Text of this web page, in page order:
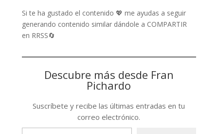
Si te ha gustado el contenido 💖 me ayudas a seguir
generando contenido similar dándole a COMPARTIR
en RRSS🔄
Descubre más desde Fran
Pichardo
Suscríbete y recibe las últimas entradas en tu
correo electrónico.